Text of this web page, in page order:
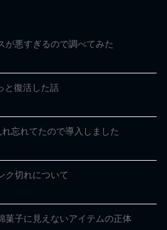
が悪すぎるので調べてみた
と復活した話
忘れてたので導入しました
ク切れについて
菓子に見えないアイテムの正体